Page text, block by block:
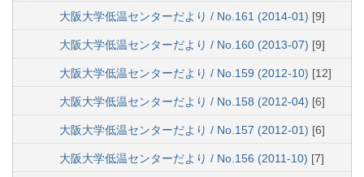
大阪大学低温センターだより / No.161 (2014-01) [9]
大阪大学低温センターだより / No.160 (2013-07) [9]
大阪大学低温センターだより / No.159 (2012-10) [12]
大阪大学低温センターだより / No.158 (2012-04) [6]
大阪大学低温センターだより / No.157 (2012-01) [6]
大阪大学低温センターだより / No.156 (2011-10) [7]